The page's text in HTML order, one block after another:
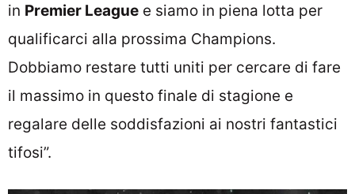
in Premier League e siamo in piena lotta per
qualificarci alla prossima Champions.
Dobbiamo restare tutti uniti per cercare di fare
il massimo in questo finale di stagione e
regalare delle soddisfazioni ai nostri fantastici
tifosi”.